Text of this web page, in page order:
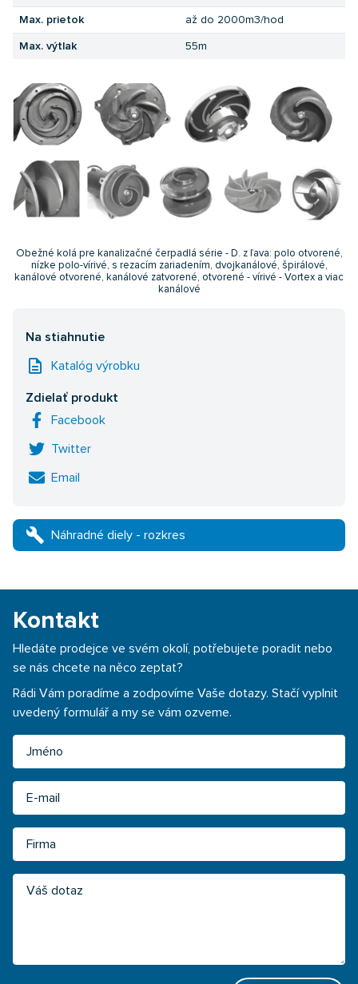
Max. prietok až do 2000m3/hod
Max. výtlak 55m
Obežné kolá pre kanalizačné čerpadlá série - D. z ľava: polo otvorené,
nízke polo-vírivé, s rezacím zariadením, dvojkanálové, špirálové,
kanálové otvorené, kanálové zatvorené, otvorené - vírivé - Vortex a viac
kanálové
Na stiahnutie
description Katalóg výrobku
Zdielať produkt
Facebook
Twitter
Email
build Náhradné diely - rozkres
Kontakt
Hledáte prodejce ve svém okolí, potřebujete poradit nebo
se nás chcete na něco zeptat?
Rádi Vám poradíme a zodpovíme Vaše dotazy. Stačí vyplnit
uvedený formulář a my se vám ozveme.
Jméno
Váš dotaz